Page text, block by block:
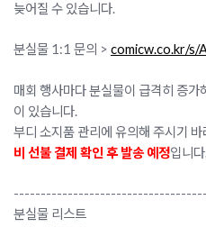
늦어질 수 있습니다.
분실물 1:1 문의 > comicw.co.kr/s/
매회 행사마다 분실물이 급격히 증
이 있습니다.
부디 소지품 관리에 유의해 주시기
비 선불 결제 확인 후 발송 예정입니
분실물 리스트